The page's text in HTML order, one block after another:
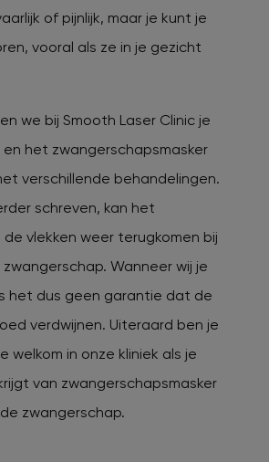
of pijnlijk, maar je kunt je
vooral als ze in je gezicht
we bij Smooth Laser Clinic je
het zwangerschapsmasker
verschillende behandelingen.
schreven, kan het
vlekken weer terugkomen bij
Wanneer wij je
het dus geen garantie dat de
verdwijnen. Uiteraard ben je
welkom in onze kliniek als je
van zwangerschapsmasker
zwangerschap.